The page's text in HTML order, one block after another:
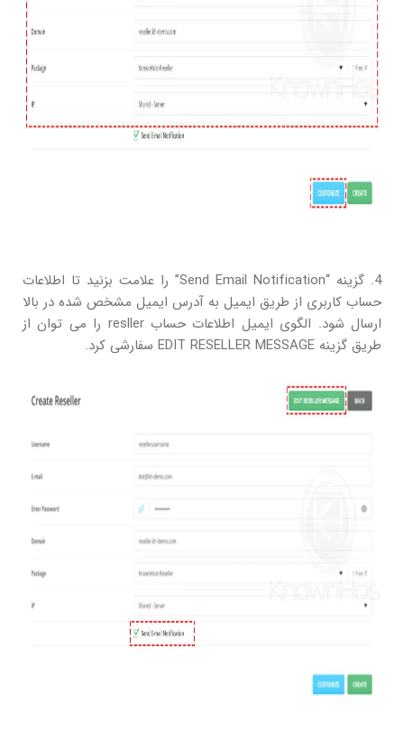
4. گزینه “Send Email Notification” را علامت بزنید تا اطلاعات
حساب کاربری از طریق ایمیل به آدرس ایمیل مشخص شده در بالا
ارسال شود. الگوی ایمیل اطلاعات حساب resller را می توان از
طریق گزینه EDIT RESELLER MESSAGE سفارشی کرد.